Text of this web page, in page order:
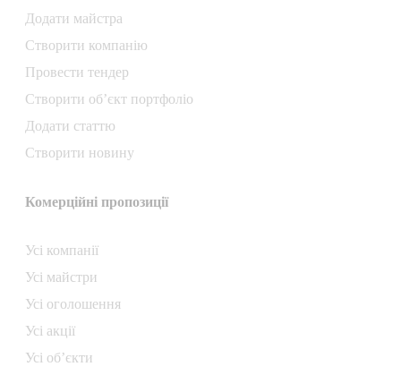
Додати майстра
Створити компанiю
Провести тендер
Створити об’єкт портфоліо
Додати статтю
Створити новину
Комерційні пропозиції
Усі компанії
Усі майстри
Усі оголошення
Усі акції
Усі об’єкти